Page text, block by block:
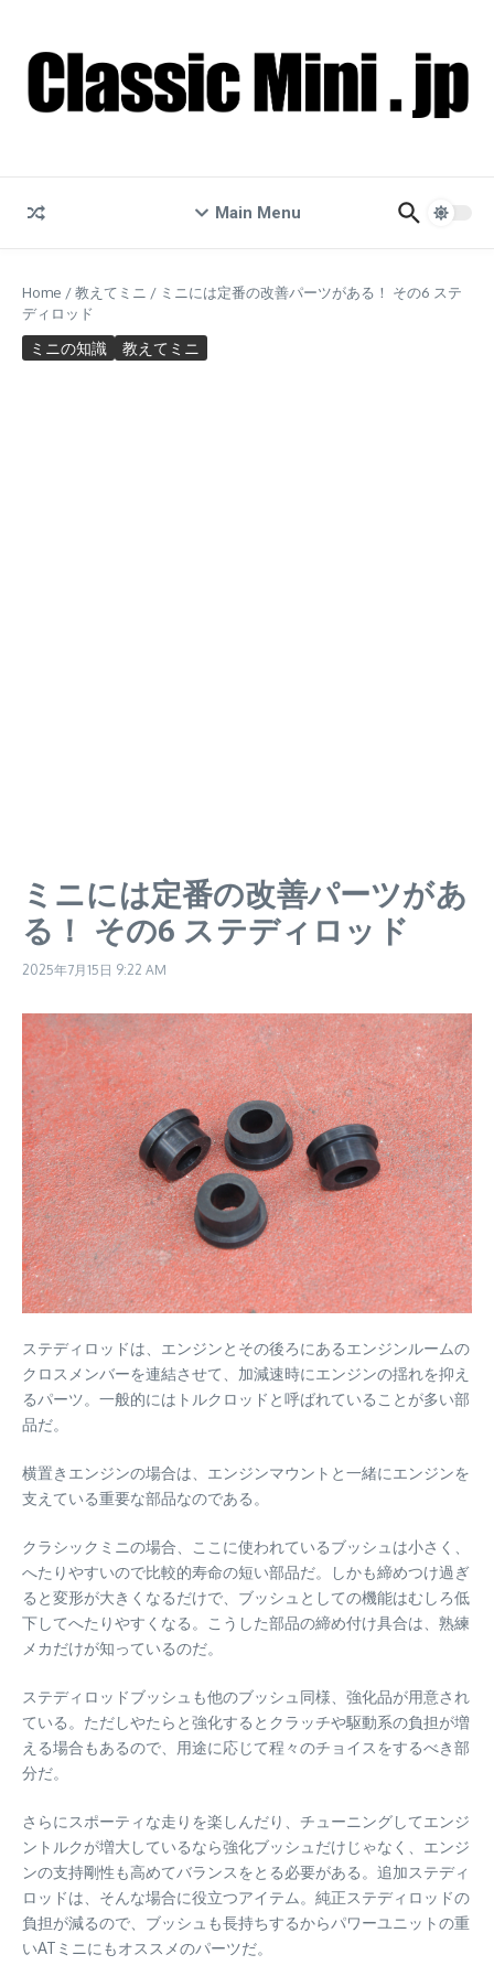
Main Menu
Home /教えてミニ / ミニには定番の改善パーツがある！ その6 ステ
ディロッド
ミニの知識 教えてミニ
ミニには定番の改善パーツがあ
る！ その6 ステディロッド
2025年7月15日 9:22 AM
ステディロッドは、エンジンとその後ろにあるエンジンルームの
クロスメンバーを連結させて、加減速時にエンジンの揺れを抑え
るパーツ。一般的にはトルクロッドと呼ばれていることが多い部
品だ。
横置きエンジンの場合は、エンジンマウントと一緒にエンジンを
支えている重要な部品なのである。
クラシックミニの場合、ここに使われているブッシュは小さく、
へたりやすいので比較的寿命の短い部品だ。しかも締めつけ過ぎ
ると変形が大きくなるだけで、ブッシュとしての機能はむしろ低
下してへたりやすくなる。こうした部品の締め付け具合は、熟練
メカだけが知っているのだ。
ステディロッドブッシュも他のブッシュ同様、強化品が用意され
ている。ただしやたらと強化するとクラッチや駆動系の負担が増
える場合もあるので、用途に応じて程々のチョイスをするべき部
分だ。
さらにスポーティな走りを楽しんだり、チューニングしてエンジ
ントルクが増大しているなら強化ブッシュだけじゃなく、エンジ
ンの支持剛性も高めてバランスをとる必要がある。追加ステディ
ロッドは、そんな場合に役立つアイテム。純正ステディロッドの
負担が減るので、ブッシュも長持ちするからパワーユニットの重
いATミニにもオススメのパーツだ。